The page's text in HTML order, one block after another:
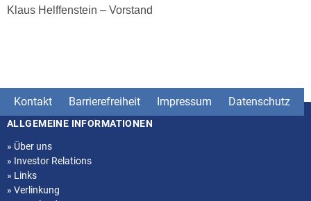
Klaus Helffenstein – Vorstand
Kontakt Barrierefreiheit Impressum Datenschutz
Seitenstruktur
ALLGEMEINE INFORMATIONEN
» Über uns
» Investor Relations
» Links
» Verlinkung